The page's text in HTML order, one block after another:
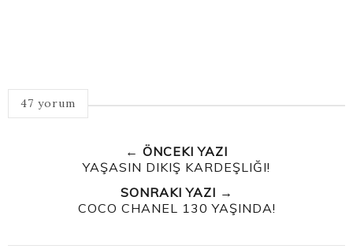
47 yorum
← ÖNCEKI YAZI
YAŞASIN DIKIŞ KARDEŞLIĞI!
SONRAKI YAZI →
COCO CHANEL 130 YAŞINDA!